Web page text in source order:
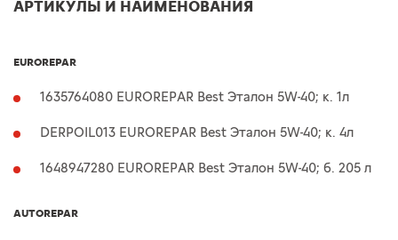
АРТИКУЛЫ И НАИМЕНОВАНИЯ
EUROREPAR
1635764080 EUROREPAR Best Эталон 5W-40; к. 1л
DERPOIL013 EUROREPAR Best Эталон 5W-40; к. 4л
1648947280 EUROREPAR Best Эталон 5W-40; б. 205 л
AUTOREPAR